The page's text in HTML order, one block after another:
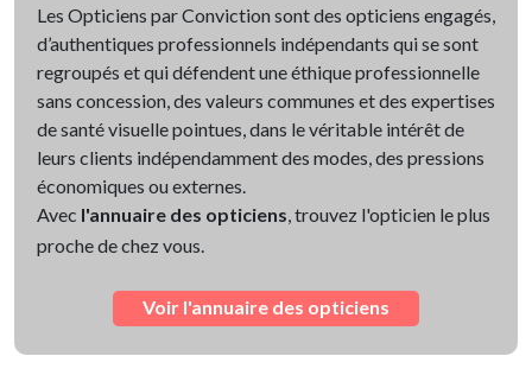
Les Opticiens par Conviction sont des opticiens engagés,
d’authentiques professionnels indépendants qui se sont
regroupés et qui défendent une éthique professionnelle
sans concession, des valeurs communes et des expertises
de santé visuelle pointues, dans le véritable intérêt de
leurs clients indépendamment des modes, des pressions
économiques ou externes.
Avec l'annuaire des opticiens , trouvez l'opticien le plus
proche de chez vous.
Voir l'annuaire des opticiens